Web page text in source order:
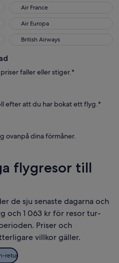
Air France
Air France
Air Europa
Air Europa
British Airways
British Airways
faller eller stiger.*
efter att du har bokat ett flyg.*
ovanpå dina förmåner.
flygresor till
de sju senaste dagarna och
och 1 063 kr för resor tur-
Priser och
villkor gäller.
retur